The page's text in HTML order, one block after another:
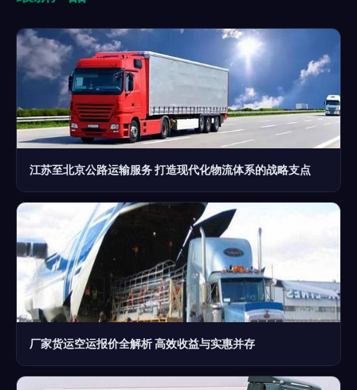
江苏至北京公路运输服务 打造现代化物流体系的战略支点
厂家货运空运报价全解析 高效收益与实惠并存